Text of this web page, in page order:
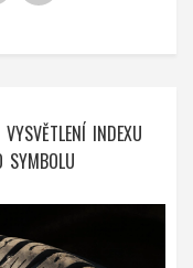
INDEXU
SYMBOLU